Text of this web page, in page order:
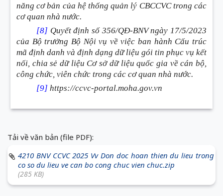
năng cơ bản của hệ thống quản lý CBCCVC trong các
cơ quan nhà nước.
[8] Quyết định số 356/QĐ-BNV ngày 17/5/2023
của Bộ trưởng Bộ Nội vụ về việc ban hành Cấu trúc
mã định danh và định dạng dữ liệu gói tin phục vụ kết
nối, chia sẻ dữ liệu Cơ sở dữ liệu quốc gia về cán bộ,
công chức, viên chức trong các cơ quan nhà nước.
[9] https://ccvc-portal.moha.gov.vn
Tải về văn bản (file PDF):
4210 BNV CCVC 2025 Vv Don doc hoan thien du lieu trong
co so du lieu ve can bo cong chuc vien chuc.zip
(285 KB)